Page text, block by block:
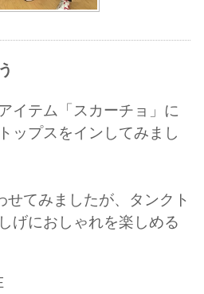
イテム「スカーチョ」に
ップスをインしてみまし
てみましたが、タンクト
げにおしゃれを楽しめる